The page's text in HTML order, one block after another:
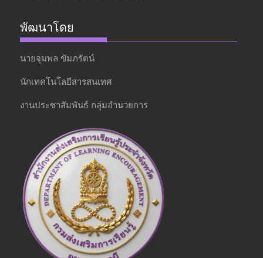
พัฒนาโดย
นายจุมพล ขัมภรัตน์
นักเทคโนโลยีสารสนเทศ
งานประชาสัมพันธ์ กลุ่มอำนวยการ